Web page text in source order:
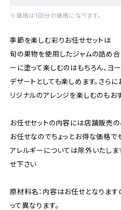
※価格は1回分の価格になります。
季節を楽しむ彩りお任せセットは
旬の果物を使用したジャムの詰め合
ーに塗って楽しむのはもちろん、ヨ
デザートとしても楽しめます。さら
リジナルのアレンジを楽しむのもお
お任せセットの内容には店舗販売の
お任せなのでちょっとお得な価格で
アレルギーについては除外いたしま
せ下さい
原材料名：内容はお任せとなります
って異なります。